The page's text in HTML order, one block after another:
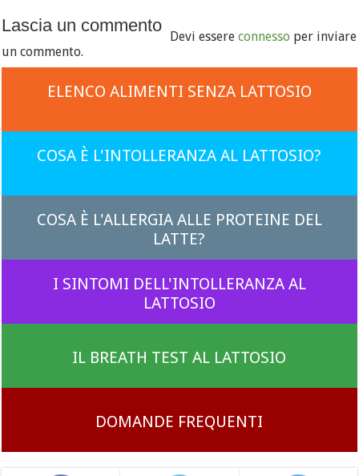
Lascia un commento
Devi essereconnesso per inviare
un commento.
ELENCO ALIMENTI SENZA LATTOSIO
COSA È L'INTOLLERANZA AL LATTOSIO?
COSA È L'ALLERGIA ALLE PROTEINE DEL
LATTE?
I SINTOMI DELL'INTOLLERANZA AL
LATTOSIO
IL BREATH TEST AL LATTOSIO
DOMANDE FREQUENTI